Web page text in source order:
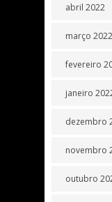
abril 2022
março 2022
fevereiro
janeiro
dezembro
novembro
outubro